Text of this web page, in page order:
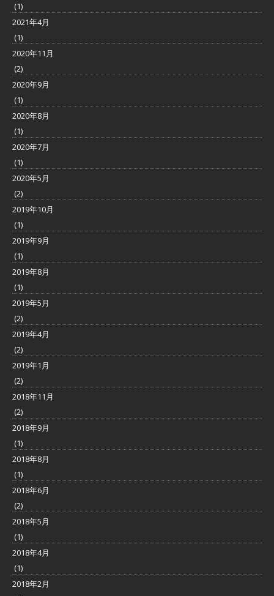
(1)
2021年4月
(1)
2020年11月
(2)
2020年9月
(1)
2020年8月
(1)
2020年7月
(1)
2020年5月
(2)
2019年10月
(1)
2019年9月
(1)
2019年8月
(1)
2019年5月
(2)
2019年4月
(2)
2019年1月
(2)
2018年11月
(2)
2018年9月
(1)
2018年8月
(1)
2018年6月
(2)
2018年5月
(1)
2018年4月
(1)
2018年2月